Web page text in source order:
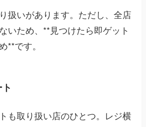
扱いがあります。ただし、全店
いため、**見つけたら即ゲット
**です。
も取り扱い店のひとつ。レジ横